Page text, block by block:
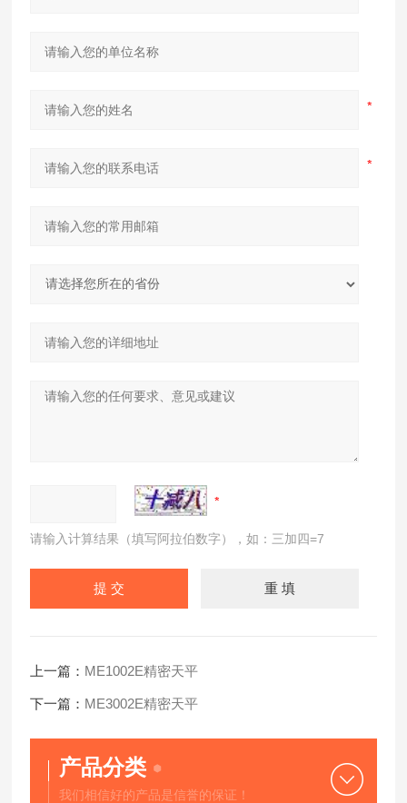
请输入计算结果（填写阿拉伯数字），如：三加四=7
上一篇： ME1002E精密天平
下一篇： ME3002E精密天平
产品分类
我们相信好的产品是信誉的保证！